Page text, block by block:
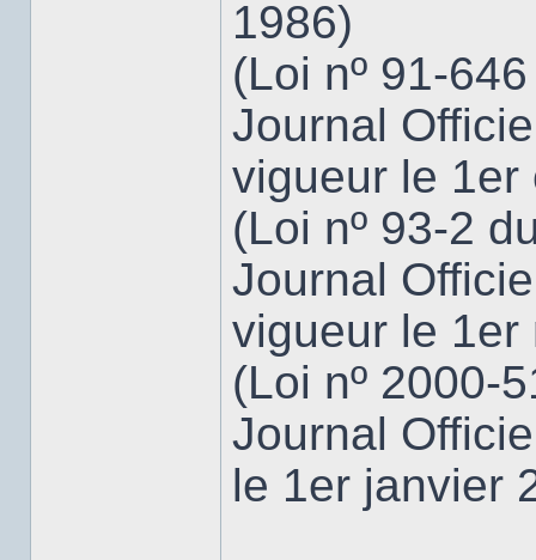
1986)
(Loi nº 91-
Journal
vigueur le 1er
(Loi nº 93-2
Journal
vigueur le 1er
(Loi nº 2000-
Journal
le 1er janvier